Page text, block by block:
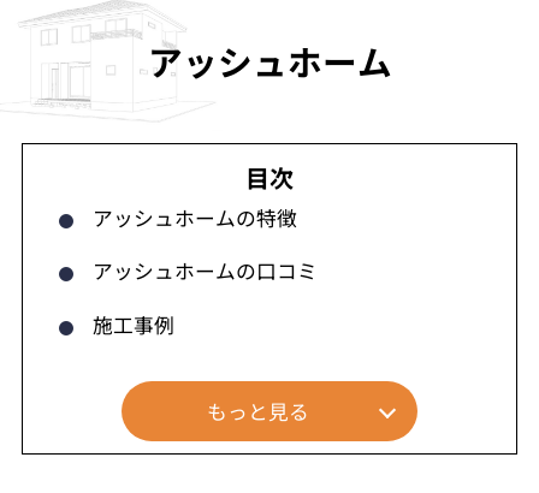
アッシュホーム
アッシュホームの特徴
アッシュホームの口コミ
施工事例
もっと見る